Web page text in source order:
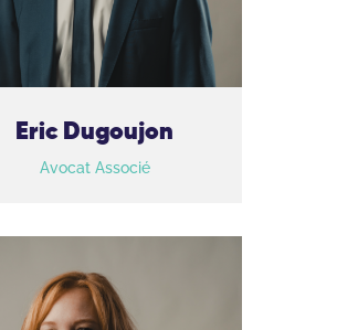
Eric Dugoujon
Avocat Associé